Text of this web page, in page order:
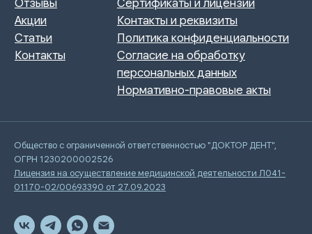
Общество с ограниченной ответственностью "ДОКТОР ДЕНТ",
ОГРН 1230200002526
Лицензия на осуществление медицинской деятельности Л041-
01170-02/00693390 от 27.09.2023